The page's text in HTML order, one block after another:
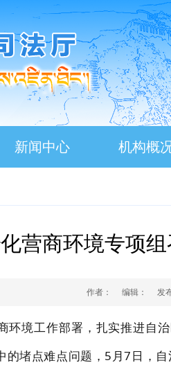
新闻中心 机构概
营商环境专项
作者： 编辑： 发
环境工作部署，扎实推进自
的堵点难点问题，5月7日，